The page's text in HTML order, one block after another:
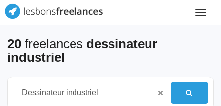
Toggle
20 freelances dessinateur
industriel